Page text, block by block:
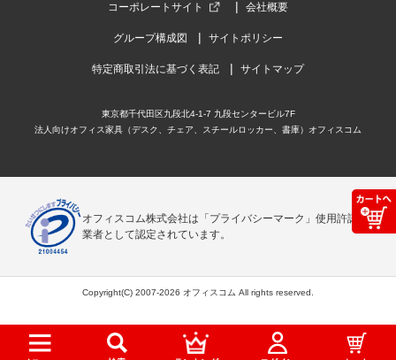
コーポレートサイト 会社概要
グループ構成図 サイトポリシー
特定商取引法に基づく表記 サイトマップ
東京都千代田区九段北4-1-7 九段センタービル7F
法人向けオフィス家具（デスク、チェア、スチールロッカー、書庫）オフィスコム
オフィスコム株式会社は「プライバシーマーク」使用許諾事
業者として認定されています。
Copyright(C) 2007-2026 オフィスコム All rights reserved.